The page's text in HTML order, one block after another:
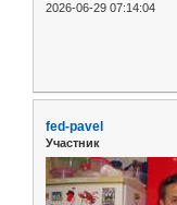
2026-06-29 07:14:04
fed-pavel
Участник